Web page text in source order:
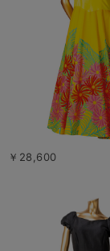
￥28,600